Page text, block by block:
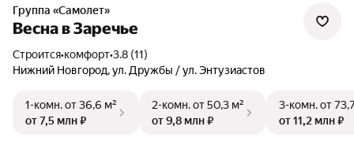
Группа «Самолет»
Весна в Заречье
Строится•комфорт•3.8 (11)
Нижний Новгород, ул. Дружбы / ул. Энтузиастов
1-комн.от 36,6 м²
от 7,5 млн ₽
2-комн.от 50,3 м²
от 9,8 млн ₽
3-комн.от
от 11,2 млн ₽